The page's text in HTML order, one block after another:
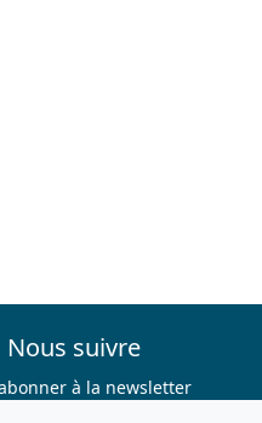
Nous suivre
à la newsletter